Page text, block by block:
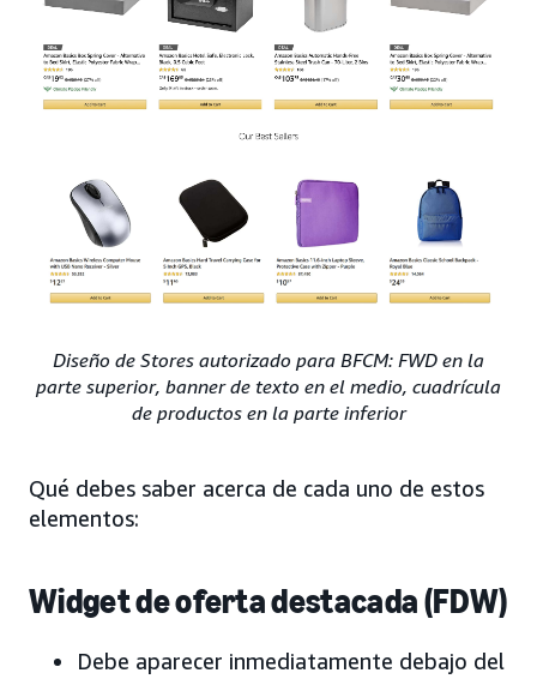
Diseño de Stores autorizado para BFCM: FWD en la
parte superior, banner de texto en el medio, cuadrícula
de productos en la parte inferior
Qué debes saber acerca de cada uno de estos
elementos:
Widget de oferta destacada (FDW)
Debe aparecer inmediatamente debajo del